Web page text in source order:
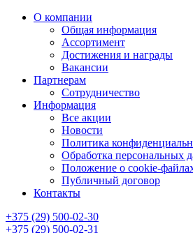
О компании
Общая информация
Ассортимент
Достижения и награды
Вакансии
Партнерам
Сотрудничество
Информация
Все акции
Новости
Политика
Обработка персональных
Положение о cookie-
Публичный договор
Контакты
+375 (29) 500-02-30
+375 (29) 500-02-31